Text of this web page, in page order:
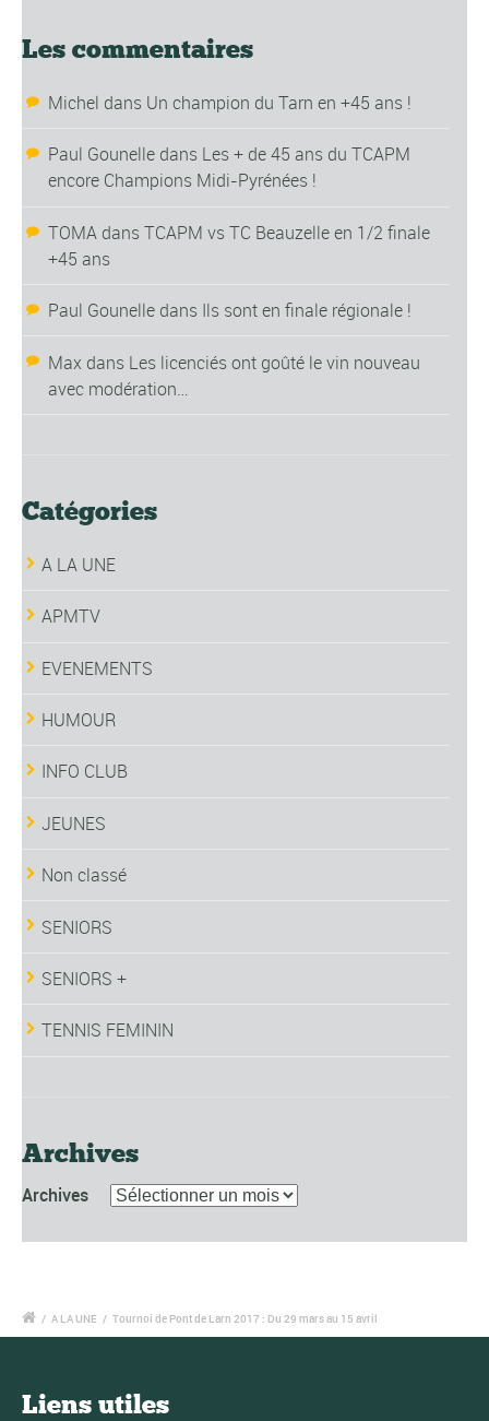
Les commentaires
Michel dans Un champion du Tarn en +45 ans !
Paul Gounelle dans Les + de 45 ans du TCAPM
encore Champions Midi-Pyrénées !
TOMA dansTCAPM vs TC Beauzelle en 1/2 finale
+45 ans
Paul Gounelle dans Ils sont en finale régionale !
Max dans Les licenciés ont goûté le vin nouveau
avec modération…
Catégories
A LA UNE
APMTV
EVENEMENTS
HUMOUR
INFO CLUB
JEUNES
Non classé
SENIORS
SENIORS +
TENNIS FEMININ
Archives
Archives
/ A LA UNE / Tournoi de Pont de Larn 2017 : Du 29 mars au 15 avril
Liens utiles